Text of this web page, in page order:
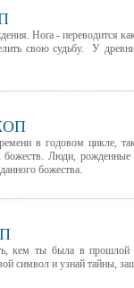
Hora - переводится
свою судьбу. У
в годовом цикле,
божеств. Люди,
божества.
кем ты была в
символ и узнай тайны,